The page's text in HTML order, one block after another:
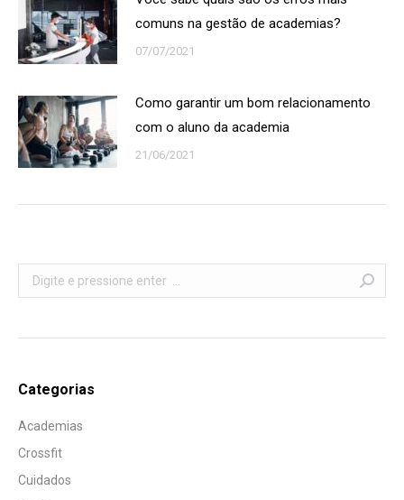
comuns na gestão de academias?
07/07/2021
Como garantir um bom relacionamento
com o aluno da academia
21/06/2021
Search:
Categorias
Academias
Crossfit
Cuidados